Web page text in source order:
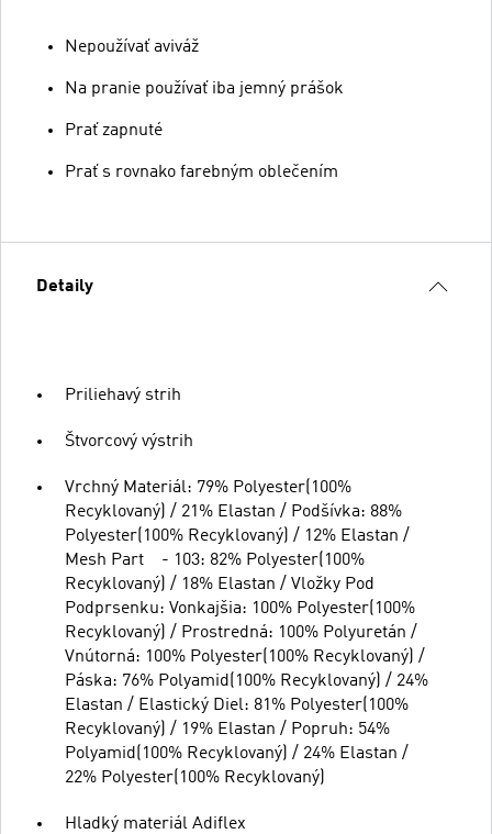
Nepoužívať aviváž
Na pranie používať iba jemný prášok
Prať zapnuté
Prať s rovnako farebným oblečením
Detaily
Priliehavý strih
Štvorcový výstrih
Vrchný Materiál: 79% Polyester(100%
Recyklovaný) / 21% Elastan / Podšívka: 88%
Polyester(100% Recyklovaný) / 12% Elastan /
Mesh Part - 103: 82% Polyester(100%
Recyklovaný) / 18% Elastan / Vložky Pod
Podprsenku: Vonkajšia: 100% Polyester(100%
Recyklovaný) / Prostredná: 100% Polyuretán /
Vnútorná: 100% Polyester(100% Recyklovaný) /
Páska: 76% Polyamid(100% Recyklovaný) / 24%
Elastan / Elastický Diel: 81% Polyester(100%
Recyklovaný) / 19% Elastan / Popruh: 54%
Polyamid(100% Recyklovaný) / 24% Elastan /
22% Polyester(100% Recyklovaný)
Hladký materiál Adiflex